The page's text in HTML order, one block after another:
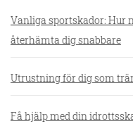
Vanliga sportskador: Hur
återhämta dig snabbare
Utrustning för dig som
Få hjälp med din